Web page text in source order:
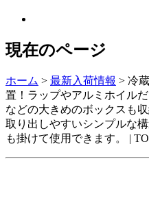
現在のページ
ホーム > 最新入荷情報 > 冷
置！ラップやアルミホイル
などの大きめのボックスも
取り出しやすいシンプルな
も掛けて使用できます。 |